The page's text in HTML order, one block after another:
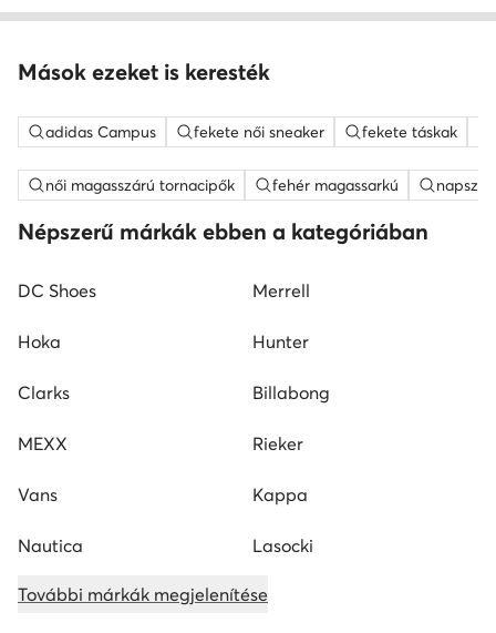
Mások ezeket is keresték
adidas Campus fekete női sneaker fekete táskak
női magasszárú tornacipők fehér magassarkú
Népszerű márkák ebben a kategóriában
DC Shoes Merrell
Hoka Hunter
Clarks Billabong
MEXX Rieker
Vans Kappa
Nautica Lasocki
További márkák megjelenítése